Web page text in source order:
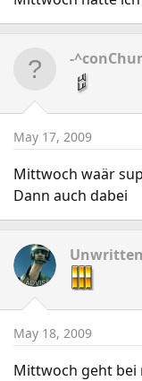
-
May 17, 2009
Mittwoch waär
Dann auch dabei
Unwritten
May 18, 2009
Mittwoch geht bei